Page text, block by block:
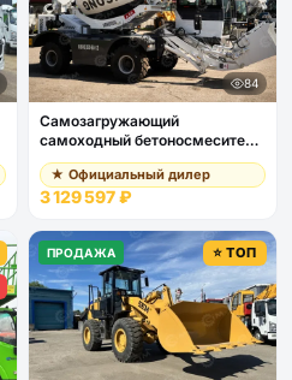
84
Самозагружающий
самоходный бетоносмеситель
YUGONG SDM3000
★ Официальный дилер
3 129 597 ₽
ПРОДАЖА ⭐ ТОП